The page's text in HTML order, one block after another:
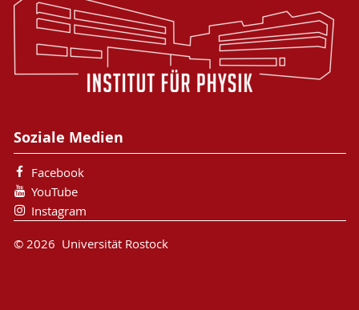
Soziale Medien
Facebook
YouTube
Instagram
© 2026 Universität Rostock